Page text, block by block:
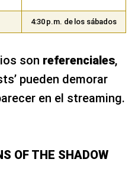
4:30 p.m. de los sábados
son referenciales,
pueden demorar
en el streaming.
OF THE SHADOW